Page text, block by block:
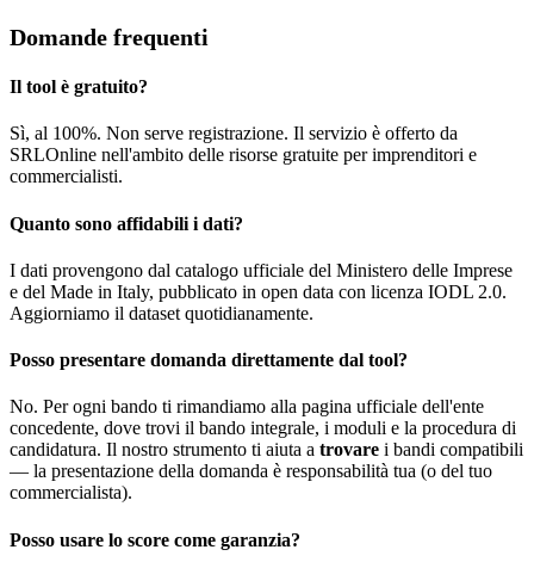
Domande frequenti
Il tool è gratuito?
Sì, al 100%. Non serve registrazione. Il servizio è offerto da
SRLOnline nell'ambito delle risorse gratuite per imprenditori e
commercialisti.
Quanto sono affidabili i dati?
I dati provengono dal catalogo ufficiale del Ministero delle Imprese
e del Made in Italy, pubblicato in open data con licenza IODL 2.0.
Aggiorniamo il dataset quotidianamente.
Posso presentare domanda direttamente dal tool?
No. Per ogni bando ti rimandiamo alla pagina ufficiale dell'ente
concedente, dove trovi il bando integrale, i moduli e la procedura di
candidatura. Il nostro strumento ti aiuta a trovare i bandi compatibili
— la presentazione della domanda è responsabilità tua (o del tuo
commercialista).
Posso usare lo score come garanzia?